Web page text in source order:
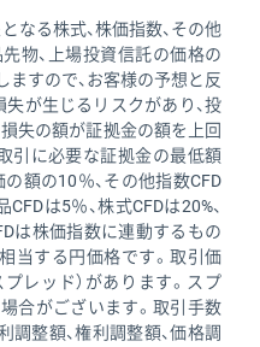
なる株式、株価指数、その他
先物、上場投資信託の価格の
すので、お客様の予想と反
が生じるリスクがあり、投
失の額が証拠金の額を上回
引に必要な証拠金の最低額
額の10％、その他指数CFD
は5％、株式CFDは20%、
は株価指数に連動するもの
当する円価格です。取引価
レッド）があります。スプ
合がございます。取引手数
整額、権利調整額、価格調